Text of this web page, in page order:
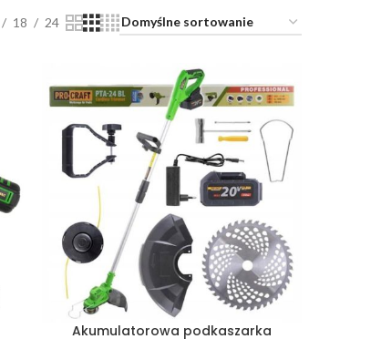
18 24
Akumulatorowa podkaszarka